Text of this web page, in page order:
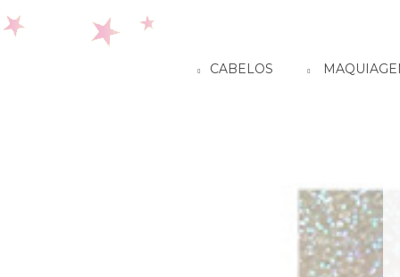
CABELOS